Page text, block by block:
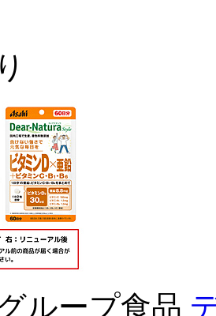
ループ食品